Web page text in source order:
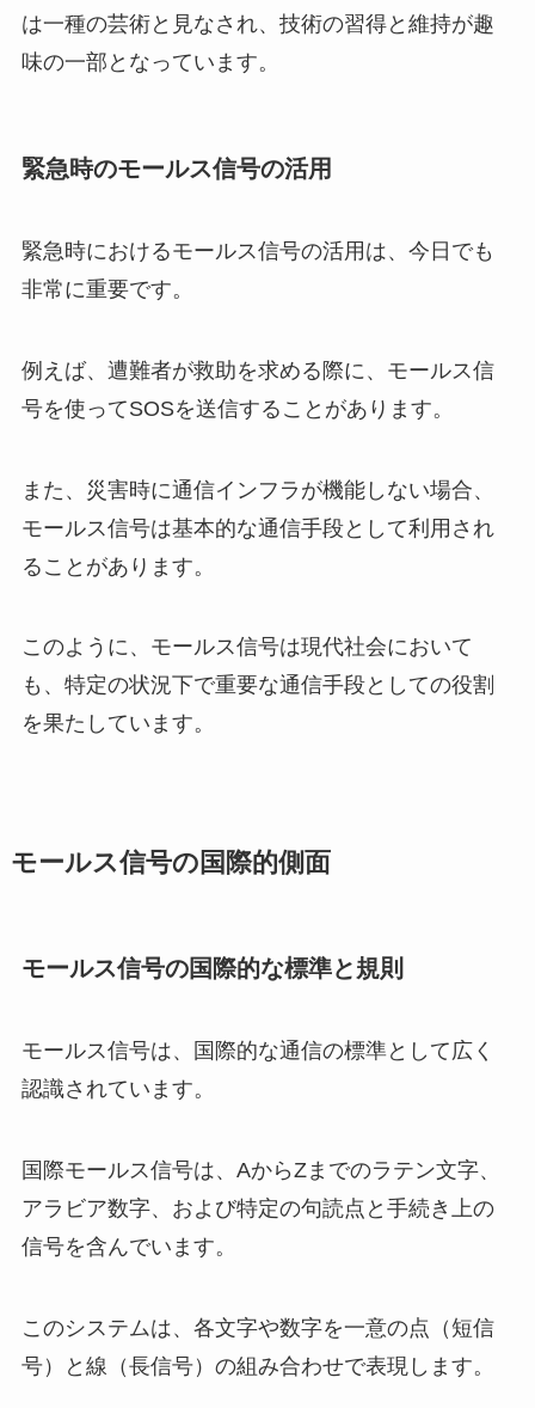
は一種の芸術と見なされ、技術の習得と維持が趣
味の一部となっています。
緊急時のモールス信号の活用
緊急時におけるモールス信号の活用は、今日でも
非常に重要です。
例えば、遭難者が救助を求める際に、モールス信
号を使ってSOSを送信することがあります。
また、災害時に通信インフラが機能しない場合、
モールス信号は基本的な通信手段として利用され
ることがあります。
このように、モールス信号は現代社会において
も、特定の状況下で重要な通信手段としての役割
を果たしています。
モールス信号の国際的側面
モールス信号の国際的な標準と規則
モールス信号は、国際的な通信の標準として広く
認識されています。
国際モールス信号は、AからZまでのラテン文字、
アラビア数字、および特定の句読点と手続き上の
信号を含んでいます。
このシステムは、各文字や数字を一意の点（短信
号）と線（長信号）の組み合わせで表現します。